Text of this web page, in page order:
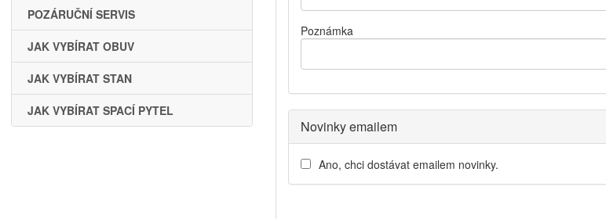
POZÁRUČNÍ SERVIS
JAK VYBÍRAT OBUV
JAK VYBÍRAT STAN
JAK VYBÍRAT SPACÍ PYTEL
Poznámka
Novinky emailem
Ano, chci dostávat emailem novinky.